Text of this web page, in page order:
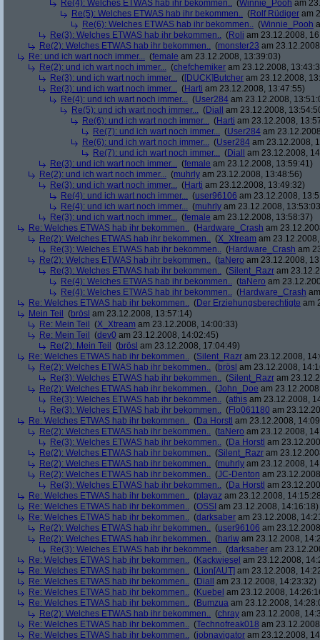
Re(4): Welches ETWAS hab ihr bekommen.. (Winnie_Pooh am
Re(5): Welches ETWAS hab ihr bekommen.. (Rolf Rüdiger am
Re(6): Welches ETWAS hab ihr bekommen.. (Winnie_Pooh
Re(3): Welches ETWAS hab ihr bekommen.. (Roli am 23.12.2008,
Re(2): Welches ETWAS hab ihr bekommen.. (monster23 am
Re: und ich wart noch immer... (female am 23.12.2008, 13:39:03)
Re(2): und ich wart noch immer... (chefchemiker am 23.12.2008,
Re(3): und ich wart noch immer... ([DUCK]Butcher am 23.12.2008,
Re(3): und ich wart noch immer... (Harti am 23.12.2008, 13:47:55)
Re(4): und ich wart noch immer... (User284 am 23.12.2008,
Re(5): und ich wart noch immer... (Diall
am 23.12.2008,
Re(6): und ich wart noch immer... (Harti am 23.12.2008,
Re(7): und ich wart noch immer... (User284 am
Re(6): und ich wart noch immer... (User284 am 23.12.2008,
Re(7): und ich wart noch immer... (Diall
am 23.12.2008,
Re(3): und ich wart noch immer... (female am 23.12.2008, 13:59:41)
Re(2): und ich wart noch immer... (muhrly am 23.12.2008, 13:48:56)
Re(3): und ich wart noch immer... (Harti am 23.12.2008, 13:49:32)
Re(4): und ich wart noch immer... (user96106 am 23.12.2008,
Re(4): und ich wart noch immer... (muhrly am 23.12.2008,
Re(3): und ich wart noch immer... (female am 23.12.2008, 13:58:37)
Re: Welches ETWAS hab ihr bekommen.. (Hardware_Crash am
Re(2): Welches ETWAS hab ihr bekommen.. (X_Xtream am
Re(3): Welches ETWAS hab ihr bekommen.. (Hardware_Crash am
Re(2): Welches ETWAS hab ihr bekommen.. (taNero am 23.12.2008,
Re(3): Welches ETWAS hab ihr bekommen.. (Silent_Razr am
Re(4): Welches ETWAS hab ihr bekommen.. (taNero am
Re(4): Welches ETWAS hab ihr bekommen.. (Hardware_Crash
Re: Welches ETWAS hab ihr bekommen.. (Der Erziehungsberechtigte am
Mein Teil
(brösl am 23.12.2008, 13:57:14)
Re: Mein Teil
(X_Xtream am 23.12.2008, 14:00:33)
Re: Mein Teil
(dev0 am 23.12.2008, 14:02:45)
Re(2): Mein Teil
(brösl am 23.12.2008, 17:04:49)
Re: Welches ETWAS hab ihr bekommen.. (Silent_Razr am 23.12.2008,
Re(2): Welches ETWAS hab ihr bekommen.. (brösl am 23.12.2008,
Re(3): Welches ETWAS hab ihr bekommen.. (Silent_Razr am
Re(2): Welches ETWAS hab ihr bekommen.. (John_Doe am
Re(3): Welches ETWAS hab ihr bekommen.. (athis am 23.12.2008,
Re(3): Welches ETWAS hab ihr bekommen.. (Flo061180 am
Re: Welches ETWAS hab ihr bekommen.. (Da Horstl am 23.12.2008,
Re(2): Welches ETWAS hab ihr bekommen.. (taNero am 23.12.2008,
Re(3): Welches ETWAS hab ihr bekommen.. (Da Horstl am
Re(2): Welches ETWAS hab ihr bekommen.. (Silent_Razr am
Re(2): Welches ETWAS hab ihr bekommen.. (muhrly am 23.12.2008,
Re(2): Welches ETWAS hab ihr bekommen.. (JC-Denton am
Re(3): Welches ETWAS hab ihr bekommen.. (Da Horstl am
Re: Welches ETWAS hab ihr bekommen.. (playaz am 23.12.2008,
Re: Welches ETWAS hab ihr bekommen.. (OSSI am 23.12.2008, 14:16:18)
Re: Welches ETWAS hab ihr bekommen.. (darksaber am 23.12.2008,
Re(2): Welches ETWAS hab ihr bekommen.. (user96106 am
Re(2): Welches ETWAS hab ihr bekommen.. (hariw am 23.12.2008,
Re(3): Welches ETWAS hab ihr bekommen.. (darksaber am
Re: Welches ETWAS hab ihr bekommen.. (Kackwiesel am 23.12.2008,
Re: Welches ETWAS hab ihr bekommen.. (Lion[AUT] am 23.12.2008,
Re: Welches ETWAS hab ihr bekommen.. (Diall
am 23.12.2008, 14:23:32)
Re: Welches ETWAS hab ihr bekommen.. (Kuebel am 23.12.2008,
Re: Welches ETWAS hab ihr bekommen.. (Bumzua am 23.12.2008,
Re(2): Welches ETWAS hab ihr bekommen.. (chray am 23.12.2008,
Re: Welches ETWAS hab ihr bekommen.. (Technofreak018 am
Re: Welches ETWAS hab ihr bekommen.. (jobnavigator am 23.12.2008,